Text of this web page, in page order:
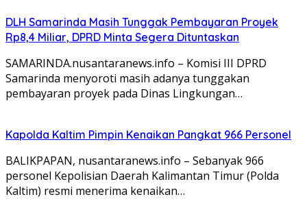
DLH Samarinda Masih Tunggak Pembayaran Proyek
Rp8,4 Miliar, DPRD Minta Segera Dituntaskan
SAMARINDA.nusantaranews.info – Komisi III DPRD
Samarinda menyoroti masih adanya tunggakan
pembayaran proyek pada Dinas Lingkungan…
Kapolda Kaltim Pimpin Kenaikan Pangkat 966 Personel
BALIKPAPAN, nusantaranews.info – Sebanyak 966
personel Kepolisian Daerah Kalimantan Timur (Polda
Kaltim) resmi menerima kenaikan…